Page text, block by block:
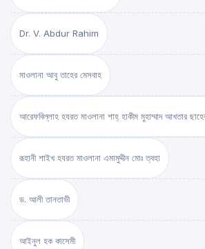
Dr. V. Abdur Rahim
মাওলানা আবু তাহের মেসবাহ
আরেফবিল্লাহ হযরত মাওলানা শাহ্ হাকীম মুহাম্মাদ আখতার
রূহানী শাইখ হযরত মাওলানা এমামুদ্দীন মোঃ ত্বহা
ড. আলী তানতাভী
আইনুল হক কাসেমী